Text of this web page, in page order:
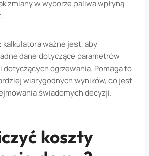
zmiany w wyborze paliwa wpłyną
kalkulatora ważne jest, aby
dane dotyczące parametrów
ogrzewania. Pomaga to
wiarygodnych wyników, co jest
świadomych decyzji.
koszty